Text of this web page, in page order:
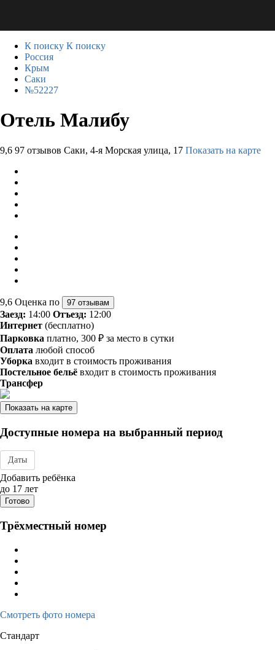
К поиску К поиску
Россия
Крым
Саки
№52227
Отель Малибу
9,6 97 отзывов Саки, 4-я Морская улица, 17 Показать на карте
9,6 Оценка по 97 отзывам
Заезд: 14:00 Отъезд: 12:00
Интернет (бесплатно)
Парковка платно, 300 ₽ за место в сутки
Оплата любой способ
Уборка входит в стоимость проживания
Постельное бельё входит в стоимость проживания
Трансфер
Показать на карте
Доступные номера на выбранный период
Даты
Дата заезда - отъезда
Добавить ребёнка
до 17 лет
Готово
Трёхместный номер
Смотреть фото номера
Стандарт